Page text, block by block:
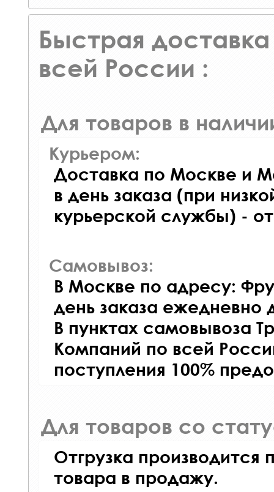
Быстрая доставка
всей России :
Для товаров в
Курьером:
Доставка по Москве и
в день заказа (при
курьерской службы) -
Самовывоз:
В Москве по адресу:
день заказа ежедневно
В пунктах самовывоза
Компаний по всей
поступления 100%
Для товаров со
Отгрузка производится
товара в продажу.